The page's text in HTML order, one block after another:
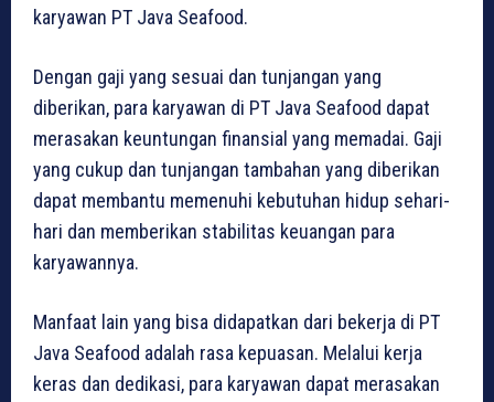
karyawan PT Java Seafood.
Dengan gaji yang sesuai dan tunjangan yang
diberikan, para karyawan di PT Java Seafood dapat
merasakan keuntungan finansial yang memadai. Gaji
yang cukup dan tunjangan tambahan yang diberikan
dapat membantu memenuhi kebutuhan hidup sehari-
hari dan memberikan stabilitas keuangan para
karyawannya.
Manfaat lain yang bisa didapatkan dari bekerja di PT
Java Seafood adalah rasa kepuasan. Melalui kerja
keras dan dedikasi, para karyawan dapat merasakan